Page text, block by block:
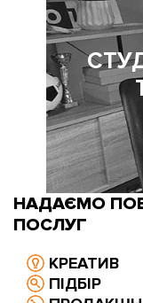
НАДАЄМО
ПОСЛУГ
КРЕАТИВ
ПІДБІР